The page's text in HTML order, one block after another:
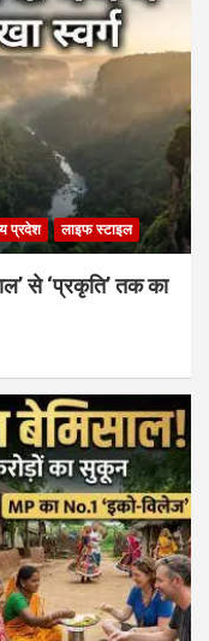
प्रदेश लाइफ स्टाइल
से ‘प्रकृति’ तक का